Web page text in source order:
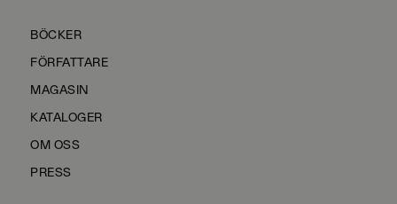
BÖCKER
FÖRFATTARE
MAGASIN
KATALOGER
OM OSS
PRESS